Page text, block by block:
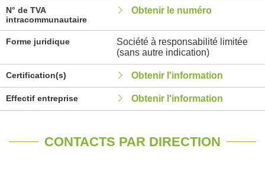
N° de TVA
intracommunautaire
Obtenir le numéro
Forme juridique
Société à responsabilité limitée
(sans autre indication)
Certification(s) Obtenir l'information
Effectif entreprise Obtenir l'information
CONTACTS PAR DIRECTION